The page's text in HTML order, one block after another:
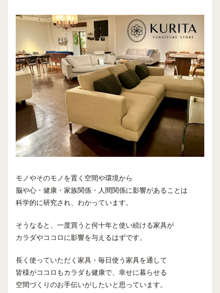
モノやそのモノを置く空間や環境から
脳や心・健康・家族関係・人間関係に影響があることは
科学的に研究され、わかっています。
そうなると、一度買うと何十年と使い続ける家具が
カラダやココロに影響を与えるはずです。
長く使っていただく家具・毎日使う家具を通して
皆様がココロもカラダも健康で、幸せに暮らせる
空間づくりのお手伝いがしたいと思っています。